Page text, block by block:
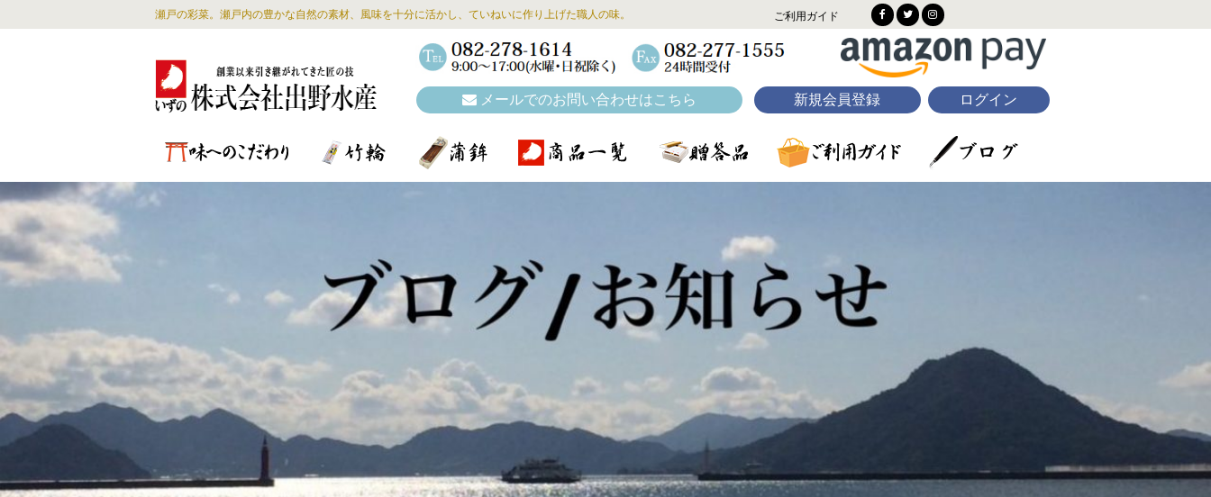
瀬戸の彩菜。瀬戸内の豊かな自然の素材、風味を十分に活かし、ていねいに作り上げた職人の味。 ご利用ガイド
メールでのお問い合わせはこちら 新規会員登録 ログイン